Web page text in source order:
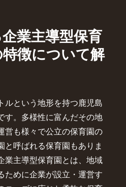
業主導型保育
徴について解
という地形を持つ鹿児島
す。多様性に富んだその地
営も様々で公立の保育園の
と呼ばれる保育園もありま
業主導型保育園とは、地域
ために企業が設立・運営す